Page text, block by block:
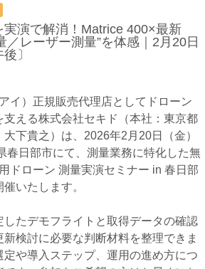
演で解消！Matrice 400×最新
／レーザー測量”を体感｜2月20日
〕
イ）正規販売代理店としてドローン
支える株式会社セキド（本社：東京都
下貴之）は、2026年2月20日（金）
春日部市にて、測量業務に特化した無
ドローン 測量実演セミナー in 春日部
催いたします。
したデモフライトと取得データの確認
検討に必要な判断材料を整理できま
や導入ステップ、運用の進め方につ